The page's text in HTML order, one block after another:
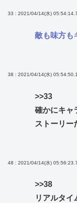
33 : 2021/04/14(水)
敵も味方も
38 : 2021/04/14(水)
>>33
確かにキャ
ストーリー
48 : 2021/04/14(水)
>>38
リアルタイ